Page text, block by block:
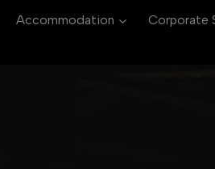
Accommodation Corporate